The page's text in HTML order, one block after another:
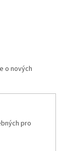
o nových
pro